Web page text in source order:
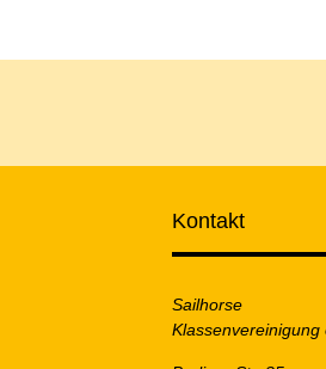
Kontakt
Sailhorse
Klassenvereinigung